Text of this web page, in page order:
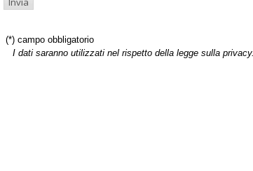
(*) campo obbligatorio
I dati saranno utilizzati nel rispetto della legge sulla privacy.